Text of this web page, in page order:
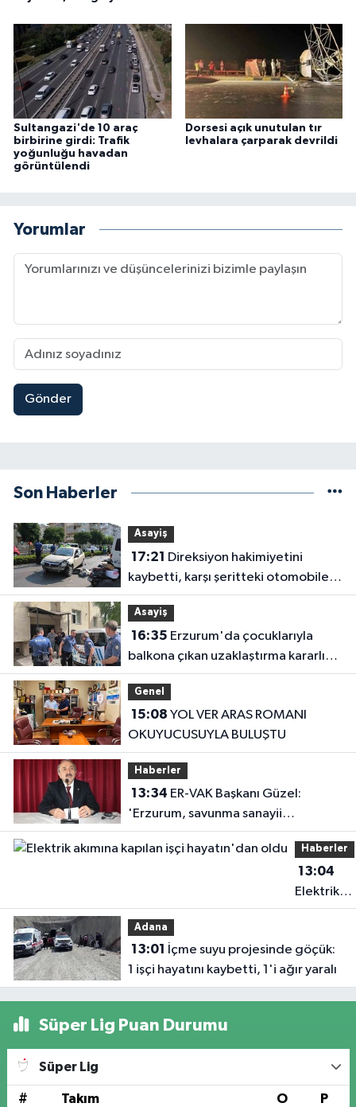
Sultangazi'de 10 araç
birbirine girdi: Trafik
yoğunluğu havadan
görüntülendi
Dorsesi açık unutulan tır
levhalara çarparak devrildi
Yorumlar
Gönder
Son Haberler
Asayiş
17:21
kaybetti, karşı şeritteki otomobile
çarptı
Asayiş
16:35
balkona çıkan uzaklaştırma kararlı
koca ikna edildi
Genel
15:08
OKUYUCUSUYLA BULUŞTU
Haberler
13:34
'Erzurum, savunma sanayii
ekosistemine daha güçlü şekilde
dâhil edilmeli'
Haberler
13:04
Elektrik
akımına
oldu
Adana
13:01
1 işçi hayatını kaybetti, 1'i ağır yaralı
Süper Lig Puan Durumu
Süper Lig
# Takım O P